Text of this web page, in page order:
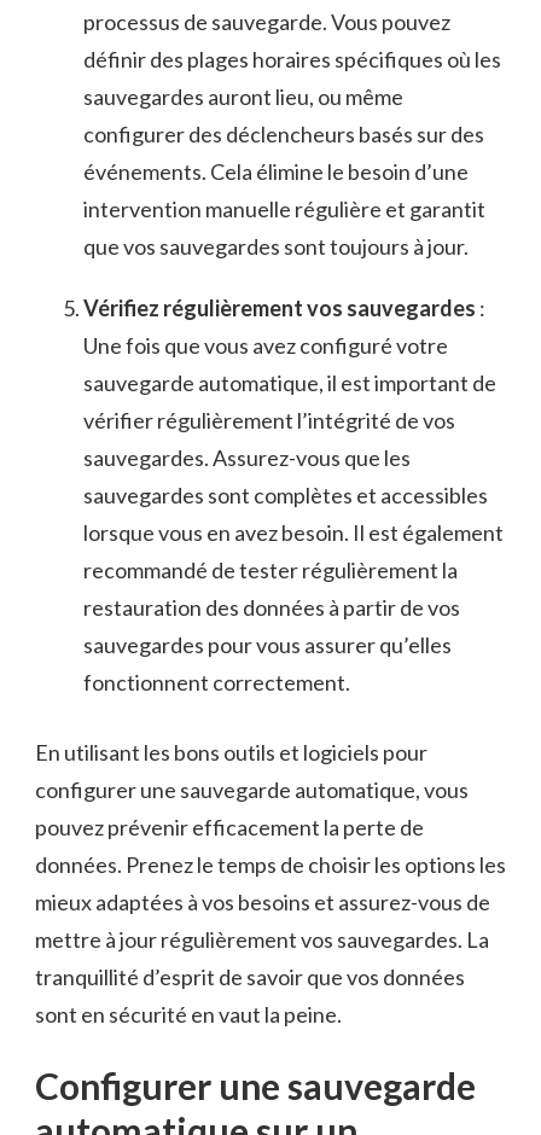
processus de​ sauvegarde.‍ Vous pouvez
définir ‍des plages horaires⁤ spécifiques⁢ où les
sauvegardes ‌auront lieu, ou même
configurer⁢ des déclencheurs basés ⁤sur des​
événements. Cela élimine le⁢ besoin d’une‍
intervention manuelle régulière et garantit‌
que vos sauvegardes sont toujours à jour.
Vérifiez régulièrement vos sauvegardes :
Une fois que vous⁢ avez ​configuré votre‍
sauvegarde automatique, il ​est important⁤ de
vérifier‍ régulièrement l’intégrité ⁤de vos⁤
sauvegardes. ⁤Assurez-vous que ⁢les⁢
sauvegardes sont⁢ complètes et ⁢accessibles
lorsque vous en avez besoin. Il est également
⁤recommandé de ⁤tester régulièrement ⁢la‌
restauration des données⁢ à partir de ‌vos
sauvegardes‌ pour ‍vous assurer qu’elles​
fonctionnent correctement.
En‌ utilisant⁣ les bons‌ outils et‍ logiciels ⁢pour ​
configurer une sauvegarde automatique, vous⁤
pouvez ⁢prévenir ⁤efficacement la perte⁣ de ​
données. Prenez le temps de choisir‌ les options les
mieux adaptées à vos besoins⁤ et assurez-vous de
mettre⁣ à ⁤jour régulièrement vos ‍sauvegardes. La
tranquillité d’esprit⁢ de⁣ savoir ‌que vos données⁤
sont⁢ en sécurité en⁣ vaut ​la peine.
Configurer⁤ une sauvegarde⁣